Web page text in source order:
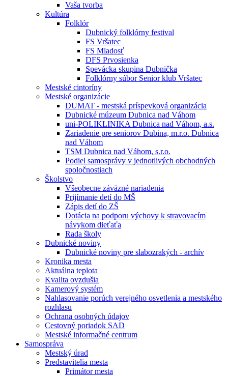
Vaša tvorba
Kultúra
Folklór
Dubnický folklórny festival
FS Vršatec
FS Mladosť
DFS Prvosienka
Spevácka skupina Dubnička
Folklórny súbor Senior klub Vršatec
Mestské cintoríny
Mestské organizácie
DUMAT - mestská príspevková organizácia
Dubnické múzeum Dubnica nad Váhom
uni-POLIKLINIKA Dubnica nad Váhom, a.s.
Zariadenie pre seniorov Dubina, m.r.o. Dubnica
nad Váhom
TSM Dubnica nad Váhom, s.r.o.
Podiel samosprávy v jednotlivých obchodných
spoločnostiach
Školstvo
Všeobecne záväzné nariadenia
Prijímanie detí do MŠ
Zápis detí do ZŠ
Dotácia na podporu výchovy k stravovacím
návykom dieťaťa
Rada školy
Dubnické noviny
Dubnické noviny pre slabozrakých - archív
Kronika mesta
Aktuálna teplota
Kvalita ovzdušia
Kamerový systém
Nahlasovanie porúch verejného osvetlenia a mestského
rozhlasu
Ochrana osobných údajov
Cestovný poriadok SAD
Mestské informačné centrum
Samospráva
Mestský úrad
Predstavitelia mesta
Primátor mesta